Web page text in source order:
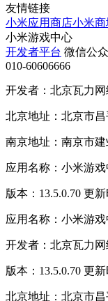
友情链接
小米应用商店小米商
小米游戏中心
开发者平台 微信公
010-60606666
开发者：北京瓦力网
北京地址：北京市
南京地址：南京市
应用名称：小米游
版本：13.5.0.70 更
应用名称：小米游
开发者：北京瓦力网
版本：13.5.0.70 更
北京地址：北京市